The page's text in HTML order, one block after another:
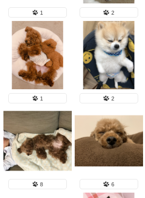
1 2
1 2
8 6